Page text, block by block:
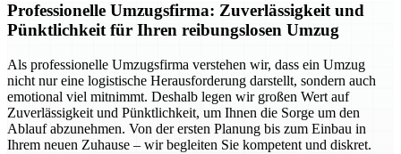
Professionelle Umzugsfirma: Zuverlässigkeit und
Pünktlichkeit für Ihren reibungslosen Umzug
Als professionelle Umzugsfirma verstehen wir, dass ein Umzug
nicht nur eine logistische Herausforderung darstellt, sondern auch
emotional viel mitnimmt. Deshalb legen wir großen Wert auf
Zuverlässigkeit und Pünktlichkeit, um Ihnen die Sorge um den
Ablauf abzunehmen. Von der ersten Planung bis zum Einbau in
Ihrem neuen Zuhause – wir begleiten Sie kompetent und diskret.